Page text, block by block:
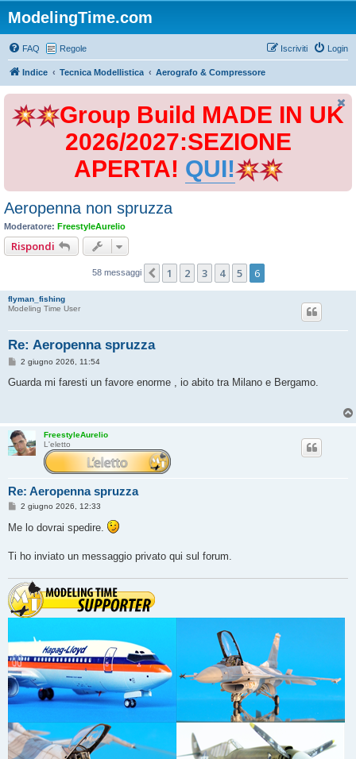
ModelingTime.com
FAQ Regole Login
Iscriviti
Indice Tecnica Modellistica Aerografo & Compressore
Group Build MADE IN UK
2026/2027:SEZIONE
APERTA! QUI!
Aeropenna non spruzza
Moderatore: FreestyleAurelio
Rispondi
58 messaggi Precedente
1 2 3 4 5 6
flyman_fishing
Modeling Time User
Re: Aeropenna spruzza
M
s
o
2 giugno 2026, 11:54
Guarda mi faresti un favore enorme , io abito tra Milano e Bergamo.
FreestyleAurelio
L'eletto
Re: Aeropenna spruzza
M
s
s
g
g
o
2 giugno 2026, 12:33
Me lo dovrai spedire.
Ti ho inviato un messaggio privato qui sul forum.